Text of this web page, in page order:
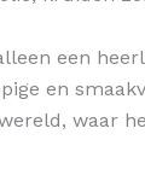
een
en
waar